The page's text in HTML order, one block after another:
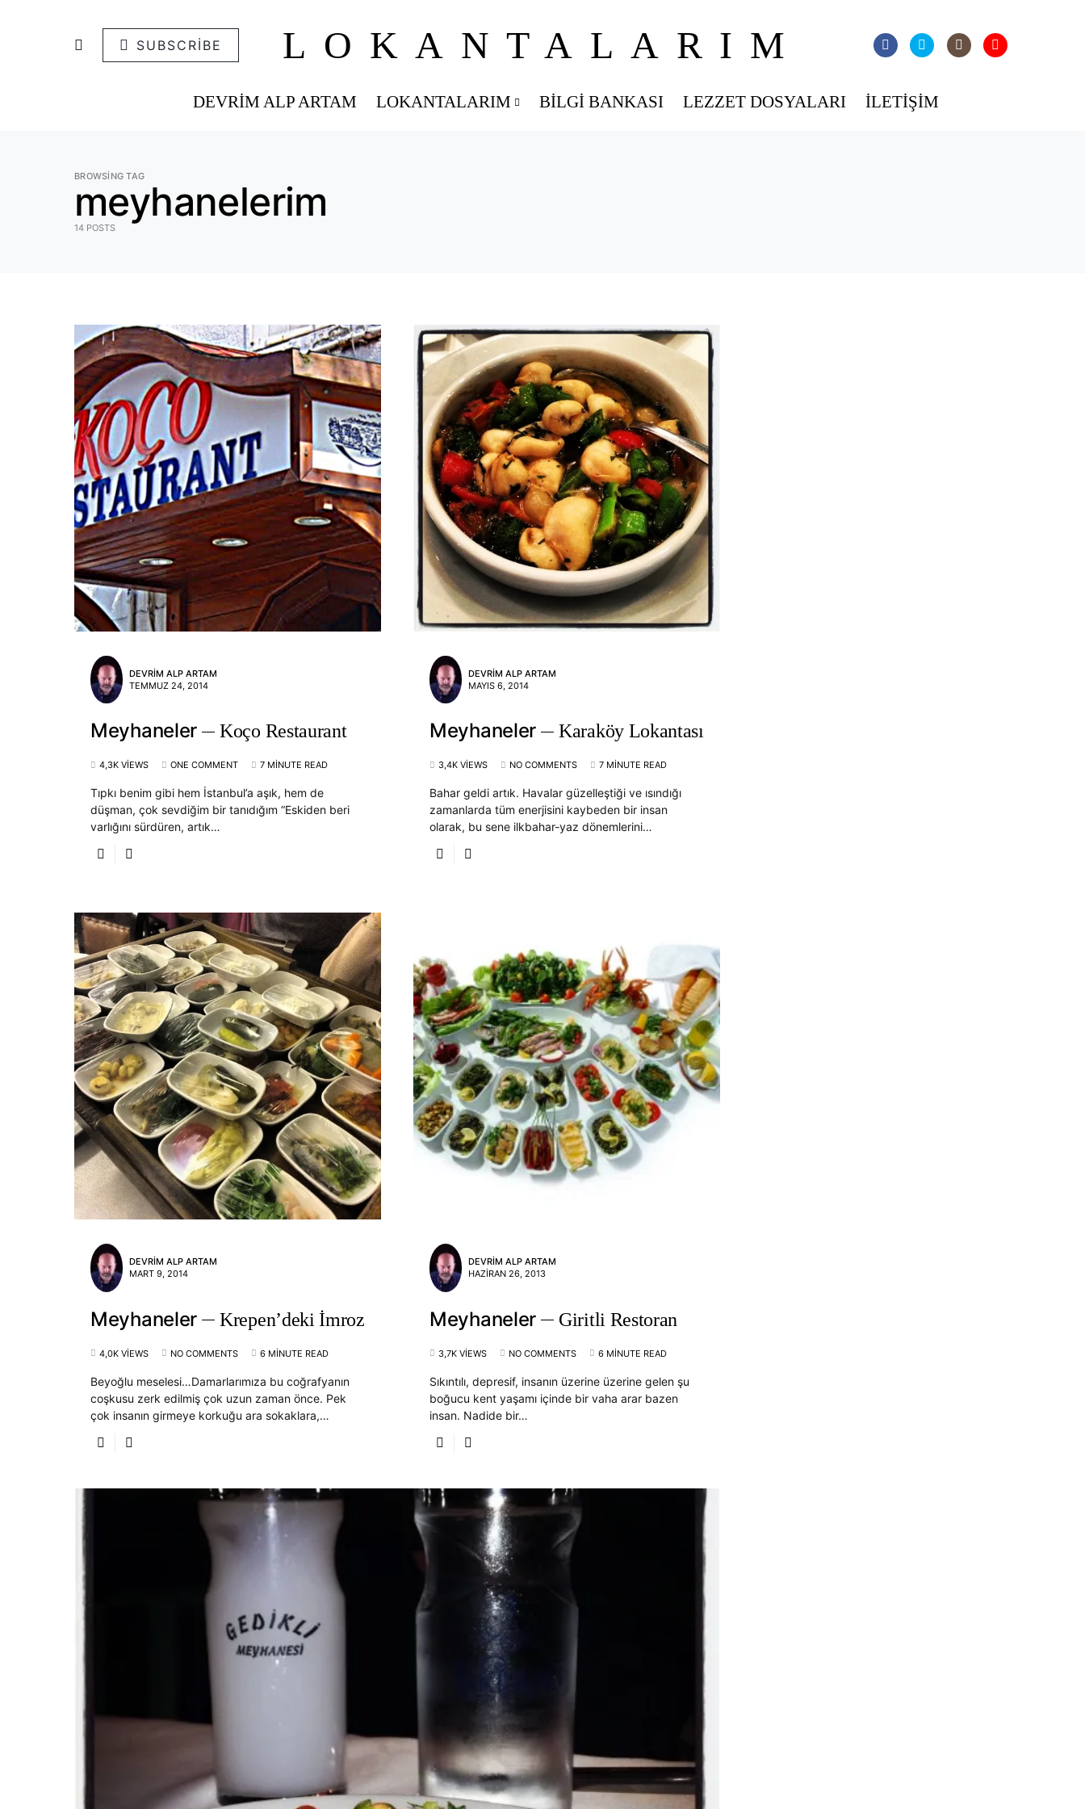
SUBSCRIBE LOKANTALARIM
DEVRIM ALP ARTAM LOKANTALARIM BILGI BANKASI LEZZET DOSYALARI İLETIŞIM
BROWSING TAG
meyhanelerim
14 POSTS
DEVRIM ALP ARTAM
TEMMUZ 24, 2014
Meyhaneler Koço Restaurant
4,3K VIEWS ONE COMMENT 7 MINUTE READ
Tıpkı benim gibi hem İstanbul’a aşık, hem de
düşman, çok sevdiğim bir tanıdığım “Eskiden beri
varlığını sürdüren, artık…
DEVRIM ALP ARTAM
MAYIS 6, 2014
Meyhaneler Karaköy Lokantası
3,4K VIEWS NO COMMENTS 7 MINUTE READ
Bahar geldi artık. Havalar güzelleştiği ve ısındığı
zamanlarda tüm enerjisini kaybeden bir insan
olarak, bu sene ilkbahar-yaz dönemlerini…
DEVRIM ALP ARTAM
MART 9, 2014
Meyhaneler Krepen’deki İmroz
4,0K VIEWS NO COMMENTS 6 MINUTE READ
Beyoğlu meselesi…Damarlarımıza bu coğrafyanın
coşkusu zerk edilmiş çok uzun zaman önce. Pek
çok insanın girmeye korkuğu ara sokaklara,…
DEVRIM ALP ARTAM
HAZIRAN 26, 2013
Meyhaneler Giritli Restoran
3,7K VIEWS NO COMMENTS 6 MINUTE READ
Sıkıntılı, depresif, insanın üzerine üzerine gelen şu
boğucu kent yaşamı içinde bir vaha arar bazen
insan. Nadide bir…